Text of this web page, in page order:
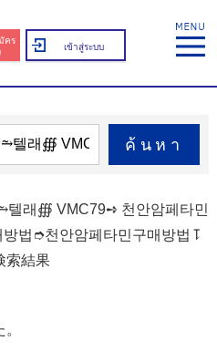
คร
เข้าสู่ระบบ
ค้นหา
텔래∰ VMC79➺ 천안암페타민
법➮천안암페타민구매방법⥝
索結果